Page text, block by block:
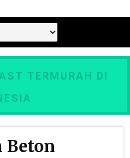
TERMURAH DI
Beton